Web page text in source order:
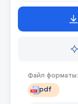
Файл форматы:
pdf